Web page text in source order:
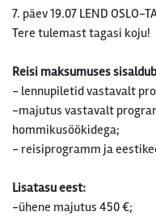
7. päev 19.07 LEND OSLO-
Tere tulemast tagasi koju!
Reisi maksumuses
- lennupiletid vastavalt
-majutus vastavalt
hommikusöökidega;
- reisiprogramm ja
Lisatasu eest:
-ühene majutus 450 €;